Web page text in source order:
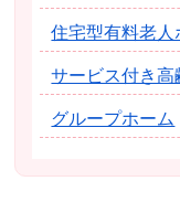
住宅型有料老人
サービス付き高
グループホーム